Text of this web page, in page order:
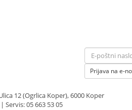
Prijava na e-
12 (Ogrlica Koper), 6000 Koper
Servis: 05 663 53 05